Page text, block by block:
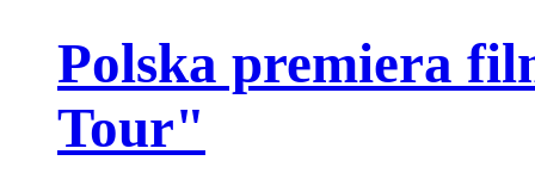
Polska premiera
Tour"